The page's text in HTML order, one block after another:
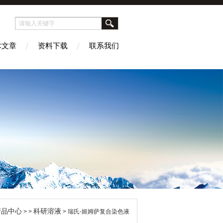
章 资料下载 联系我们
中心 > > 科研溶液 > 瑞氏-姬姆萨复合染色液